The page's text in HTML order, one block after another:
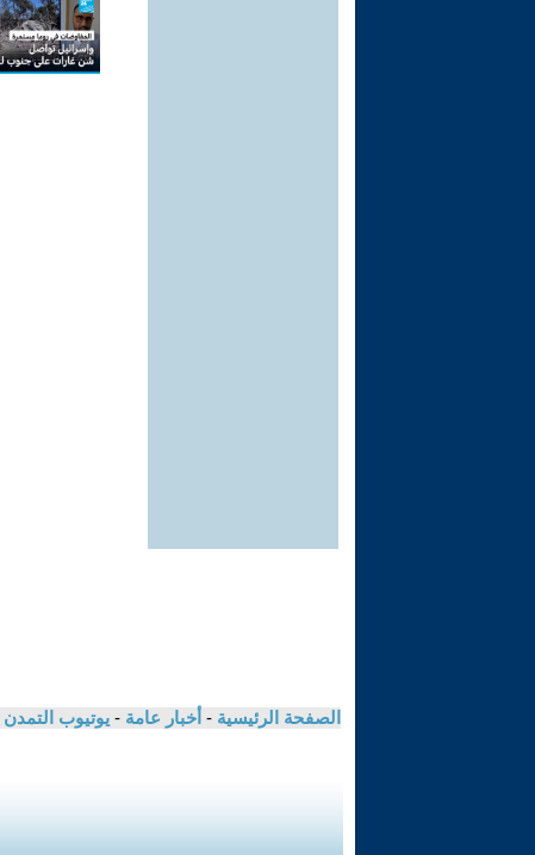
الصفحة الرئيسية - أخبار عامة - يوتيوب التمدن